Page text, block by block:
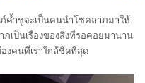
ค้ำชูจะเป็นคนนำโชคลาภมาให้
เป็นเรื่องของสิ่งที่รอคอยมานาน
งคนที่เราใกล้ชิดที่สุด